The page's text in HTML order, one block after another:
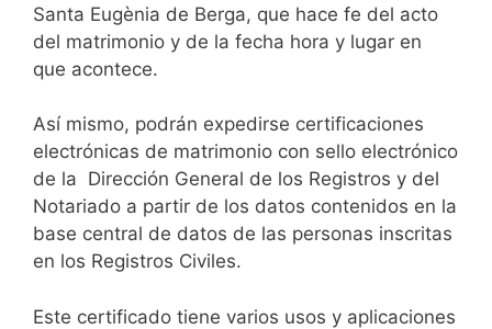
Santa Eugènia de Berga, que hace fe del acto
del matrimonio y de la fecha hora y lugar en
que acontece.
Así mismo, podrán expedirse certificaciones
electrónicas de matrimonio con sello electrónico
de la Dirección General de los Registros y del
Notariado a partir de los datos contenidos en la
base central de datos de las personas inscritas
en los Registros Civiles.
Este certificado tiene varios usos y aplicaciones